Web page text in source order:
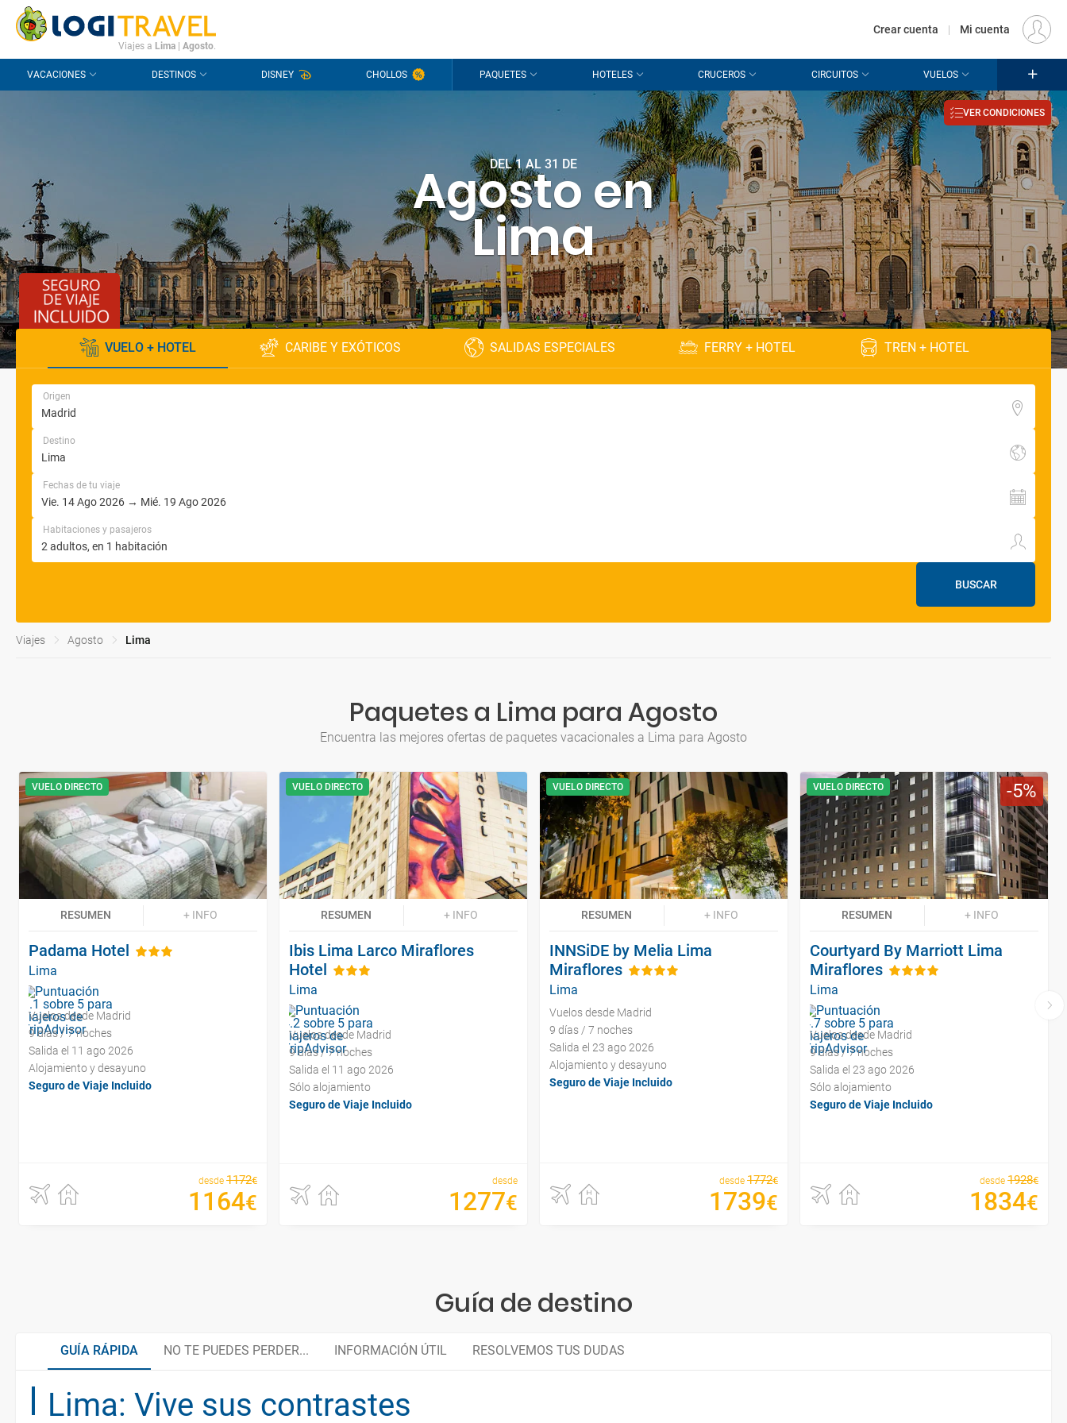
CONTACTO PREGUNTAS FRECUENTES EUR
Viajes a Lima| Agosto.
Crear cuenta | Mi cuenta
VACACIONES DESTINOS DISNEY CHOLLOS PAQUETES HOTELES CRUCEROS CIRCUITOS VUELOS
DEL 1 AL 31 DE
Agosto en
Lima
VER CONDICIONES
VUELO + HOTEL CARIBE Y EXÓTICOS SALIDAS ESPECIALES FERRY + HOTEL TREN + HOTEL
Origen
Destino
Fechas de tu viaje
Habitaciones y pasajeros
BUSCAR
Viajes Agosto Lima
Paquetes a Lima para Agosto
Encuentra las mejores ofertas de paquetes vacacionales a Lima para Agosto
VUELO DIRECTO
RESUMEN + INFO
Padama Hotel
Lima
Vuelos desde Madrid
9 días / 7 noches
Salida el 11 ago 2026
Alojamiento y desayuno
Seguro de Viaje Incluido
desde 1172€
1164€
VUELO DIRECTO
RESUMEN + INFO
Ibis Lima Larco Miraflores
Hotel
Lima
Vuelos desde Madrid
9 días / 7 noches
Salida el 11 ago 2026
Sólo alojamiento
Seguro de Viaje Incluido
desde
1277€
VUELO DIRECTO
RESUMEN + INFO
INNSiDE by Melia Lima
Miraflores
Lima
Vuelos desde Madrid
9 días / 7 noches
Salida el 23 ago 2026
Alojamiento y desayuno
Seguro de Viaje Incluido
desde 1772€
1739€
5
VUELO DIRECTO
RESUMEN + INFO
Courtyard By Marriott Lima
Miraflores
Lima
Vuelos desde Madrid
9 días / 7 noches
Salida el 23 ago 2026
Sólo alojamiento
Seguro de Viaje Incluido
desde 1928€
1834€
Guía de destino
GUÍA RÁPIDA NO TE PUEDES PERDER... INFORMACIÓN ÚTIL RESOLVEMOS TUS DUDAS
Lima: Vive sus contrastes
Lambayeque Lambayeque
Organiza tu viaje Organiza tu viaje